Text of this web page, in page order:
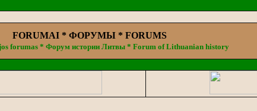
FORUMAI * ФОРУМЫ * FORUMS
forumas * Форум истории Литвы * Forum of Lithuanian history